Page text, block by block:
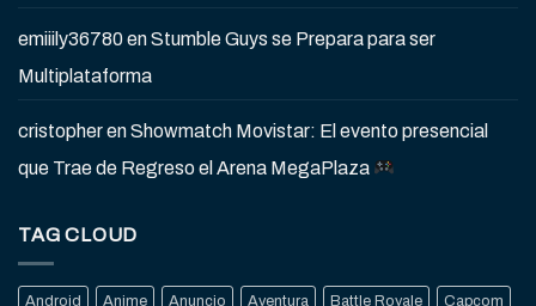
emiiily36780enStumble Guys se Prepara para ser
Multiplataforma
cristopherenShowmatch Movistar: El evento presencial
que Trae de Regreso el Arena MegaPlaza
TAG CLOUD
Android Anime Anuncio Aventura Battle Royale Capcom